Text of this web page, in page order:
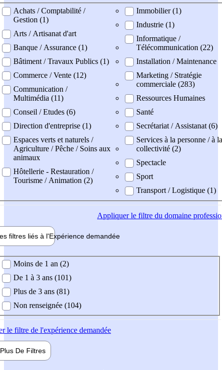
professionel
Achats / Comptabilité /
Gestion (1)
Arts / Artisanat d'art
Banque / Assurance (1)
Bâtiment / Travaux Publics (1)
Commerce / Vente (12)
Communication /
Multimédia (11)
Conseil / Etudes (6)
Direction d'entreprise (1)
Espaces verts et naturels /
Agriculture / Pêche / Soins aux
animaux
Hôtellerie - Restauration /
Tourisme / Animation (2)
Immobilier (1)
Industrie (1)
Informatique /
Télécommunication (22)
Installation / Maintenance
Marketing / Stratégie
commerciale (283)
Ressources Humaines
Santé
Secrétariat / Assistanat (6)
Services à la personne / à la
collectivité (2)
Spectacle
Sport
Transport / Logistique (1)
Appliquerle filtre du domaine
filtres liés à l'Expérience demandée
demandée
Moins de 1 an (2)
De 1 à 3 ans (101)
Plus de 3 ans (81)
Non renseignée (104)
le filtre de l'expérience demandée
Plus De Filtres